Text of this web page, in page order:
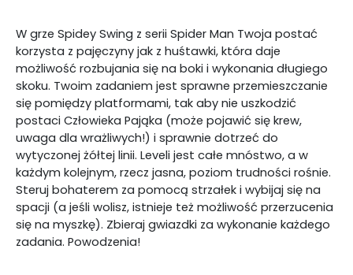
W grze Spidey Swing z serii Spider Man Twoja postać
korzysta z pajęczyny jak z huśtawki, która daje
możliwość rozbujania się na boki i wykonania długiego
skoku. Twoim zadaniem jest sprawne przemieszczanie
się pomiędzy platformami, tak aby nie uszkodzić
postaci Człowieka Pająka (może pojawić się krew,
uwaga dla wrażliwych!) i sprawnie dotrzeć do
wytyczonej żółtej linii. Leveli jest całe mnóstwo, a w
każdym kolejnym, rzecz jasna, poziom trudności rośnie.
Steruj bohaterem za pomocą strzałek i wybijaj się na
spacji (a jeśli wolisz, istnieje też możliwość przerzucenia
się na myszkę). Zbieraj gwiazdki za wykonanie każdego
zadania. Powodzenia!